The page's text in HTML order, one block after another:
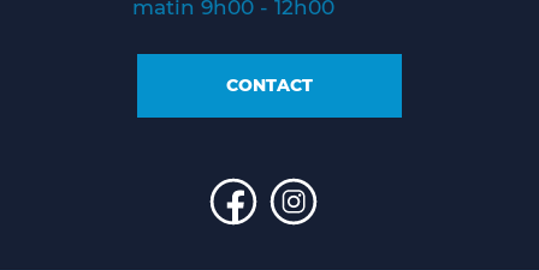
matin 9h00 - 12h00
CONTACT